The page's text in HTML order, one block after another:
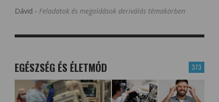
Dávid - Feladatok és megoldások deriválás témakörben
373
EGÉSZSÉG ÉS ÉLETMÓD